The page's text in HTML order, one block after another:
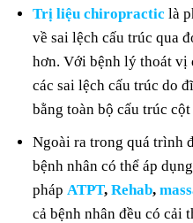
Trị liệu chiropractic là
về sai lệch cấu trúc qua
hơn. Với bệnh lý thoát vị
các sai lệch cấu trúc do
bằng toàn bộ cấu trúc cột
Ngoài ra trong quá trình
bệnh nhân có thể áp
pháp ATPT,Rehab,
cả bệnh nhân đều có cải